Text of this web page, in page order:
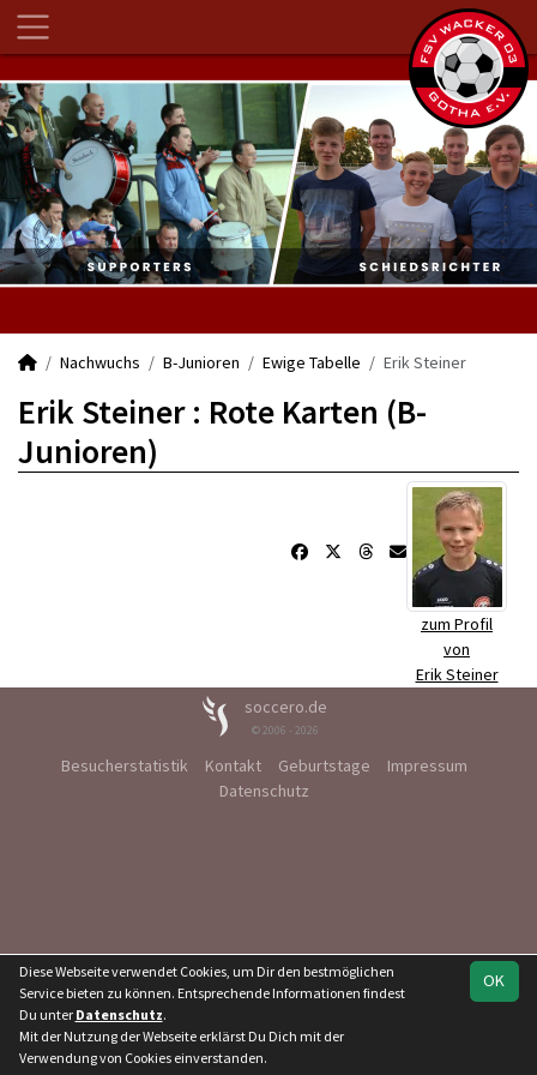
Nachwuchs B-Junioren Ewige Tabelle Erik Steiner
Erik Steiner : Rote Karten (B-
Junioren)
zum Profil
von
Erik Steiner
soccero.de
© 2006 - 2026
Besucherstatistik Kontakt Geburtstage
Impressum
Datenschutz
OK
Diese Webseite verwendet Cookies, um Dir den bestmöglichen
Service bieten zu können. Entsprechende Informationen findest
Du unter Datenschutz.
Mit der Nutzung der Webseite erklärst Du Dich mit der
Verwendung von Cookies einverstanden.